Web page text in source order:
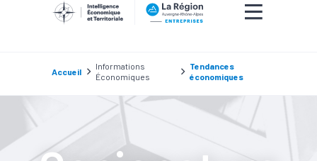
Accueil
Informations
Économiques
Tendances
économiques